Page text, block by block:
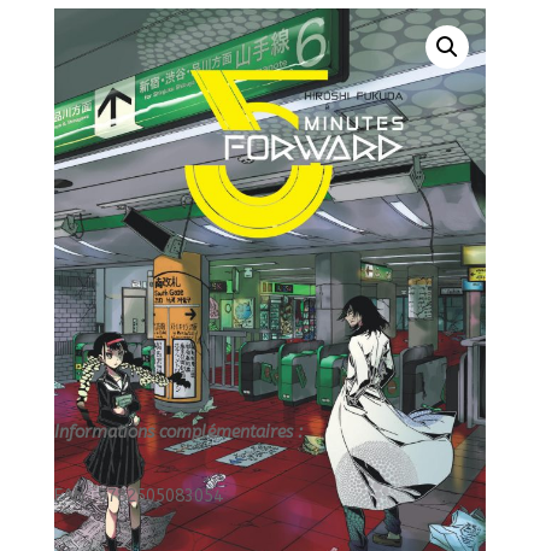
KANA/KANA/5
MINUTES
FORWARD
Informations complémentaires :
EAN : 9782505083054